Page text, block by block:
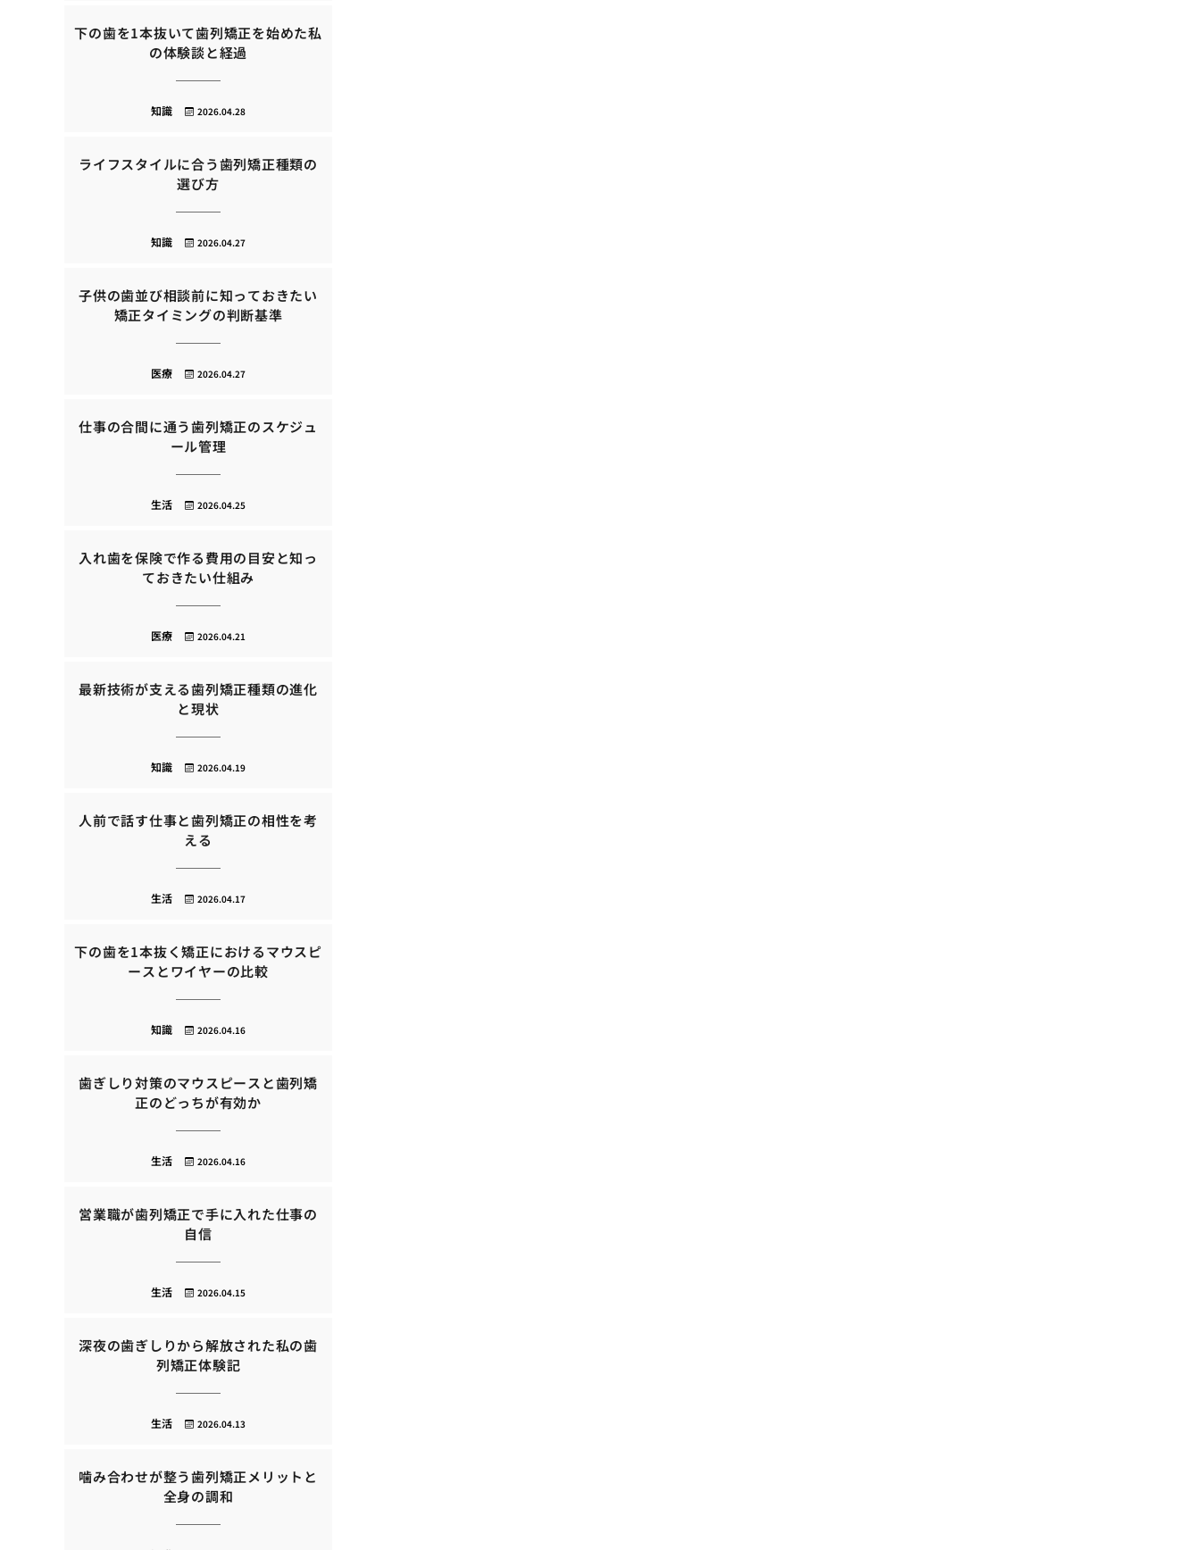
下の歯を1本抜いて歯列矯正を始めた私
の体験談と経過
2026.04.28
知識
ライフスタイルに合う歯列矯正種類の
選び方
2026.04.27
知識
子供の歯並び相談前に知っておきたい
矯正タイミングの判断基準
2026.04.27
医療
仕事の合間に通う歯列矯正のスケジュ
ール管理
2026.04.25
生活
入れ歯を保険で作る費用の目安と知っ
ておきたい仕組み
2026.04.21
医療
最新技術が支える歯列矯正種類の進化
と現状
2026.04.19
知識
人前で話す仕事と歯列矯正の相性を考
える
2026.04.17
生活
下の歯を1本抜く矯正におけるマウスピ
ースとワイヤーの比較
2026.04.16
知識
歯ぎしり対策のマウスピースと歯列矯
正のどっちが有効か
2026.04.16
生活
営業職が歯列矯正で手に入れた仕事の
自信
2026.04.15
生活
深夜の歯ぎしりから解放された私の歯
列矯正体験記
2026.04.13
生活
噛み合わせが整う歯列矯正メリットと
全身の調和